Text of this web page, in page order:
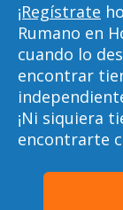
¡Regístrate
Rumano en
cuando lo
encontrar
¡Ni siquiera
encontrarte